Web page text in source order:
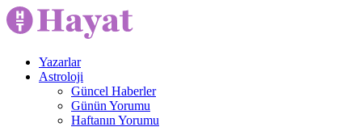
Yazarlar
Astroloji
Güncel Haberler
Günün Yorumu
Haftanın Yorumu